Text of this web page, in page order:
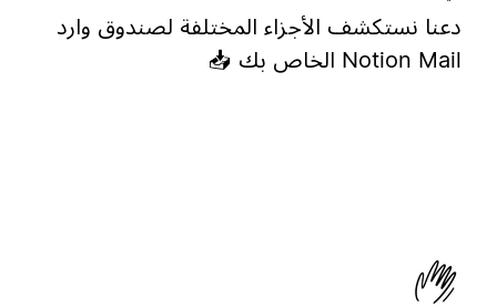
دعنا نستكشف الأجزاء المختلفة لصندوق وارد
Notion Mail الخاص بك 📥